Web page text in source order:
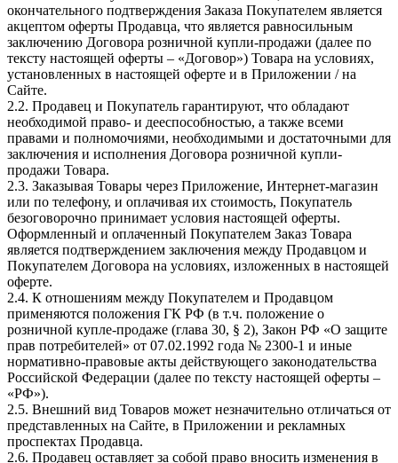
окончательного подтверждения Заказа Покупателем является
акцептом оферты Продавца, что является равносильным
заключению Договора розничной купли-продажи (далее по
тексту настоящей оферты – «Договор») Товара на условиях,
установленных в настоящей оферте и в Приложении / на
Сайте.
2.2. Продавец и Покупатель гарантируют, что обладают
необходимой право- и дееспособностью, а также всеми
правами и полномочиями, необходимыми и достаточными для
заключения и исполнения Договора розничной купли-
продажи Товара.
2.3. Заказывая Товары через Приложение, Интернет-магазин
или по телефону, и оплачивая их стоимость, Покупатель
безоговорочно принимает условия настоящей оферты.
Оформленный и оплаченный Покупателем Заказ Товара
является подтверждением заключения между Продавцом и
Покупателем Договора на условиях, изложенных в настоящей
оферте.
2.4. К отношениям между Покупателем и Продавцом
применяются положения ГК РФ (в т.ч. положение о
розничной купле-продаже (глава 30, § 2), Закон РФ «О защите
прав потребителей» от 07.02.1992 года № 2300-1 и иные
нормативно-правовые акты действующего законодательства
Российской Федерации (далее по тексту настоящей оферты –
«РФ»).
2.5. Внешний вид Товаров может незначительно отличаться от
представленных на Сайте, в Приложении и рекламных
проспектах Продавца.
2.6. Продавец оставляет за собой право вносить изменения в